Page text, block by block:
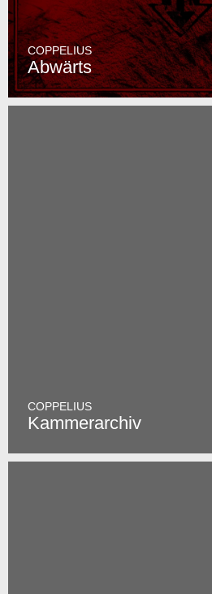
COPPELIUS
Abwärts
COPPELIUS
Kammerarchiv